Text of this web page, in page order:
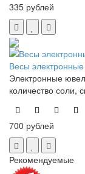
335 рублей
Весы
Электронные
количество соли,
700 рублей
Рекомендуемые